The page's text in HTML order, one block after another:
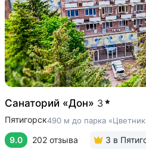
Санаторий «Дон» 3
Пятигорск490 м до парка
9.0 202 отзыва 3 в